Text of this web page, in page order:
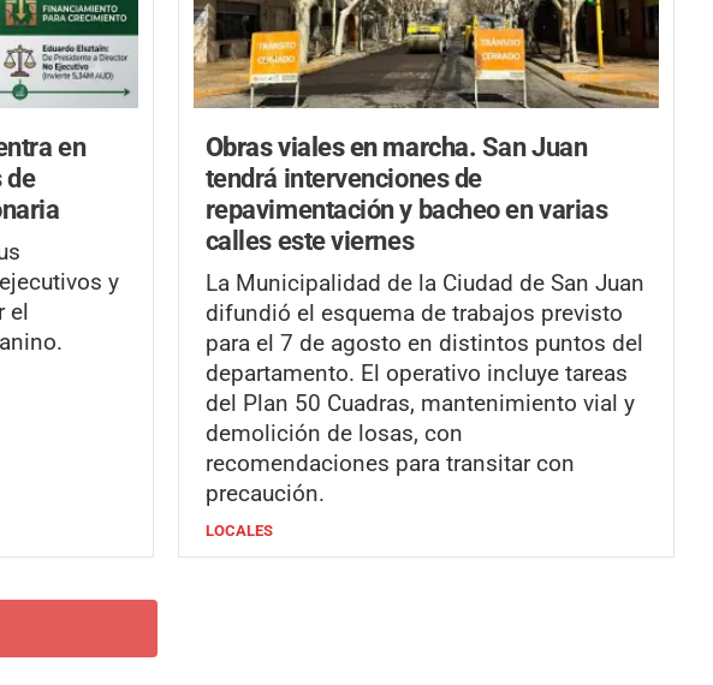
en
de
y
el
Obras viales en marcha. San Juan
tendrá intervenciones de
repavimentación y bacheo en varias
calles este viernes
La Municipalidad de la Ciudad de San Juan
difundió el esquema de trabajos previsto
para el 7 de agosto en distintos puntos del
departamento. El operativo incluye tareas
del Plan 50 Cuadras, mantenimiento vial y
demolición de losas, con
recomendaciones para transitar con
precaución.
LOCALES